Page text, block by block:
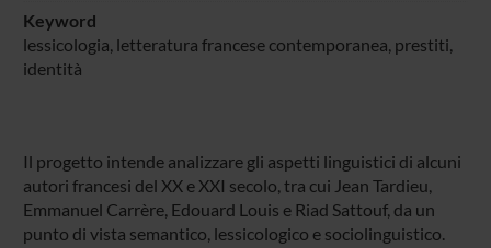
Keyword
lessicologia, letteratura francese contemporanea, prestiti,
identità
Il progetto intende analizzare gli aspetti linguistici di alcuni
autori francesi del XX e XXI secolo, tra cui Jean Tardieu,
Emmanuel Carrère, Edouard Louis e Riad Sattouf, da un
punto di vista semantico, lessicologico e sociolinguistico.